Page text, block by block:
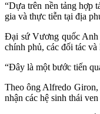
“Dựa trên nền tảng hợp
gia và thực tiễn tại địa
Đại sứ Vương quốc Anh
chính phủ, các đối tác
“Đây là một bước tiến
Theo ông Alfredo
nhận các hệ sinh thái